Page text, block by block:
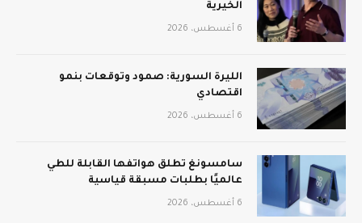
الخيرية
6 أغسطس، 2026
الليرة السورية: صمود وتوقعات بنمو
اقتصادي
6 أغسطس، 2026
سامسونغ تطلق هواتفها القابلة للطي
عالميًا بطلبات مسبقة قياسية
6 أغسطس، 2026